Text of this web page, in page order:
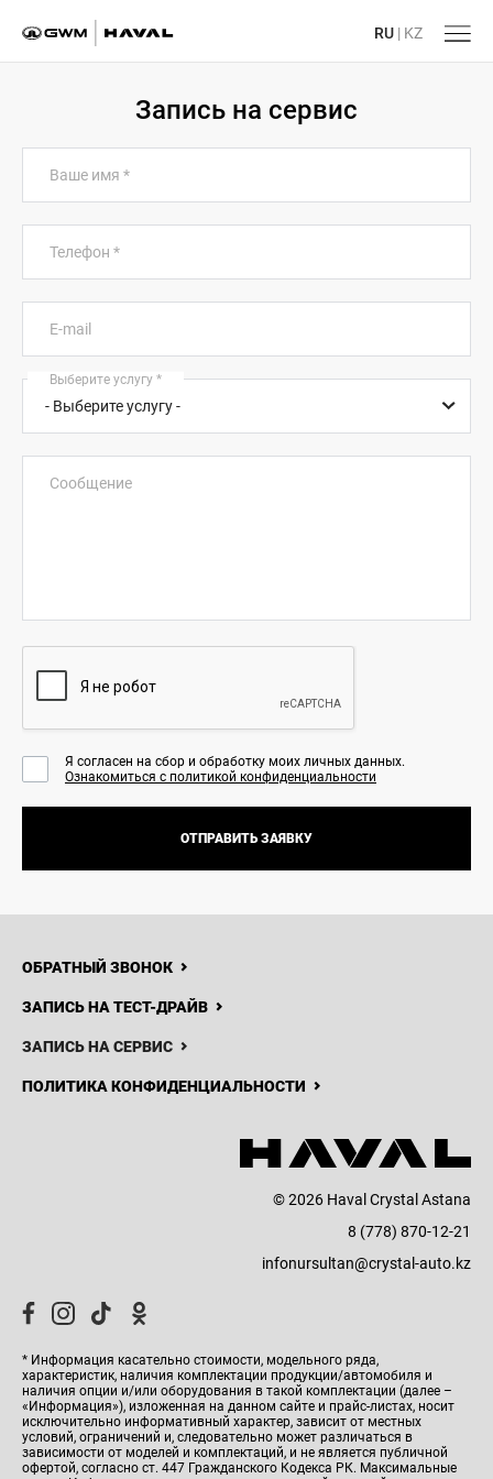
КОНТАКТЫ О НАС
RU | KZ
Запись на сервис
Ваше имя *
Телефон *
E-mail
Выберите услугу *
Сообщение
Я согласен на сбор и обработку моих личных данных.
Ознакомиться с политикой конфиденциальности
ОТПРАВИТЬ ЗАЯВКУ
ОБРАТНЫЙ ЗВОНОК
ЗАПИСЬ НА ТЕСТ-ДРАЙВ
ЗАПИСЬ НА СЕРВИС
ПОЛИТИКА КОНФИДЕНЦИАЛЬНОСТИ
© 2026 Haval Crystal Astana
8 (778) 870-12-21
infonursultan@crystal-auto.kz
* Информация касательно стоимости, модельного ряда,
характеристик, наличия комплектации продукции/автомобиля и
наличия опции и/или оборудования в такой комплектации (далее –
«Информация»), изложенная на данном сайте и прайс-листах, носит
исключительно информативный характер, зависит от местных
условий, ограничений и, следовательно может различаться в
зависимости от моделей и комплектаций, и не является публичной
офертой, согласно ст. 447 Гражданского Кодекса РК. Максимальные